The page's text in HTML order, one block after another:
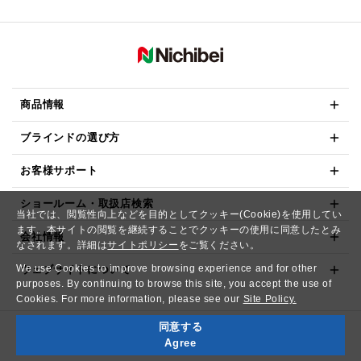
当社では、閲覧性向上などを目的としてクッキー(Cookie)を使用してい
ます。本サイトの閲覧を継続することでクッキーの使用に同意したとみ
なされます。詳細はサイトポリシー をご覧ください。
We use Cookies to improve browsing experience and for other
purposes. By continuing to browse this site, you accept the use of
Cookies. For more information, please see our Site Policy.
同意する
Agree
商品情報
ブラインドの選び方
お客様サポート
ショールーム・取扱店検索
会社情報
ウェブサイトについて
Copyright© NICHIBEI CO.,LTD. All Rights Reserved.